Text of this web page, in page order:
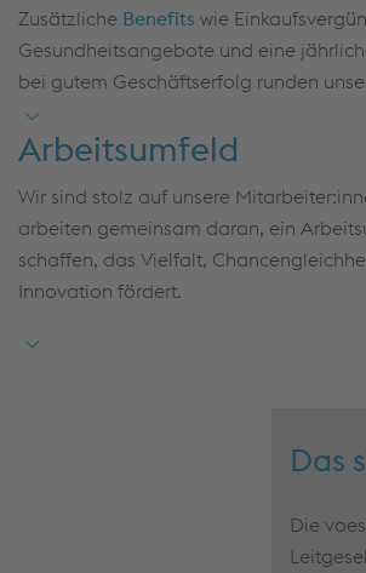
Zusätzliche Benefits wie
Gesundheitsangebote und eine
bei gutem Geschäftserfolg runden
Arbeitsumfeld
Wir sind stolz auf unsere
arbeiten gemeinsam daran, ein
schaffen, das Vielfalt,
Innovation fördert.
Das
Die